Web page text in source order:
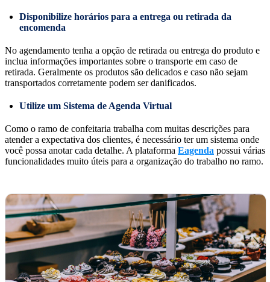
Disponibilize horários para a entrega ou retirada da
encomenda
No agendamento tenha a opção de retirada ou entrega do produto e
inclua informações importantes sobre o transporte em caso de
retirada. Geralmente os produtos são delicados e caso não sejam
transportados corretamente podem ser danificados.
Utilize um Sistema de Agenda Virtual
Como o ramo de confeitaria trabalha com muitas descrições para
atender a expectativa dos clientes, é necessário ter um sistema onde
você possa anotar cada detalhe. A plataforma Eagenda possui várias
funcionalidades muito úteis para a organização do trabalho no ramo.